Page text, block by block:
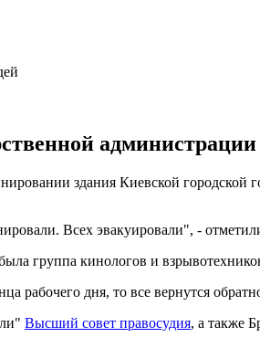
здания Киевской городской
Всех эвакуировали", -
группа кинологов и
рабочего дня, то все вернутся
Высший совет правосудия, а также